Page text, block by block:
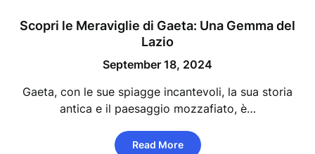
Scopri le Meraviglie di Gaeta: Una Gemma del
Lazio
September 18, 2024
Gaeta, con le sue spiagge incantevoli, la sua storia
antica e il paesaggio mozzafiato, è…
Read More